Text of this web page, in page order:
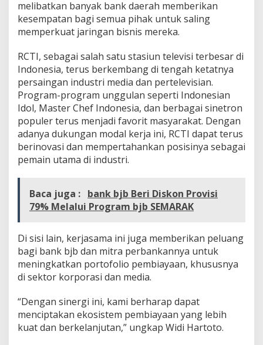
melibatkan banyak bank daerah memberikan
kesempatan bagi semua pihak untuk saling
memperkuat jaringan bisnis mereka.
RCTI, sebagai salah satu stasiun televisi terbesar di
Indonesia, terus berkembang di tengah ketatnya
persaingan industri media dan pertelevisian.
Program-program unggulan seperti Indonesian
Idol, Master Chef Indonesia, dan berbagai sinetron
populer terus menjadi favorit masyarakat. Dengan
adanya dukungan modal kerja ini, RCTI dapat terus
berinovasi dan mempertahankan posisinya sebagai
pemain utama di industri.
Baca juga : bank bjb Beri Diskon Provisi
79% Melalui Program bjb SEMARAK
Di sisi lain, kerjasama ini juga memberikan peluang
bagi bank bjb dan mitra perbankannya untuk
meningkatkan portofolio pembiayaan, khususnya
di sektor korporasi dan media.
“Dengan sinergi ini, kami berharap dapat
menciptakan ekosistem pembiayaan yang lebih
kuat dan berkelanjutan,” ungkap Widi Hartoto.